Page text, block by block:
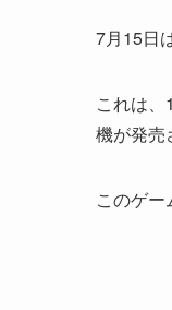
7月15日
これは
機が発売
このゲー